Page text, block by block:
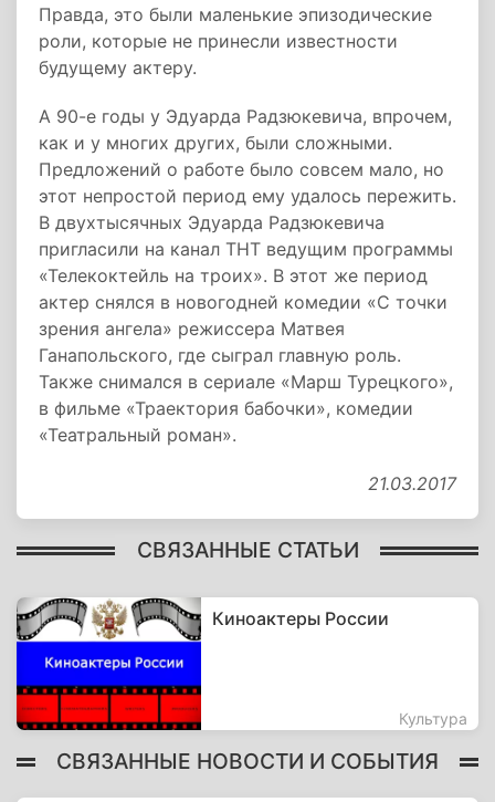
Правда, это были маленькие эпизодические
роли, которые не принесли известности
будущему актеру.
А 90-е годы у Эдуарда Радзюкевича, впрочем,
как и у многих других, были сложными.
Предложений о работе было совсем мало, но
этот непростой период ему удалось пережить.
В двухтысячных Эдуарда Радзюкевича
пригласили на канал ТНТ ведущим программы
«Телекоктейль на троих». В этот же период
актер снялся в новогодней комедии «С точки
зрения ангела» режиссера Матвея
Ганапольского, где сыграл главную роль.
Также снимался в сериале «Марш Турецкого»,
в фильме «Траектория бабочки», комедии
«Театральный роман».
21.03.2017
СВЯЗАННЫЕ СТАТЬИ
Киноактеры России
Культура
СВЯЗАННЫЕ НОВОСТИ И СОБЫТИЯ